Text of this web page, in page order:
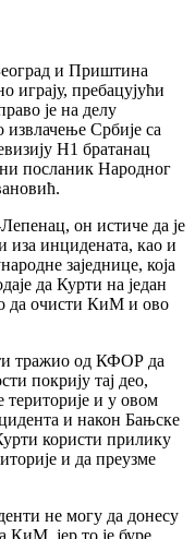
и Приштина
играју, пребацујући
је на делу
извлачење Србије са
Н1 братанац
посланик Народног
он истиче да је
иза инцидената, као и
заједнице, која
да Курти на један
да очисти КиМ и ово
тражио од КФОР да
покрију тај део,
и у овом
и након Бањске
користи прилику
и да преузме
не могу да донесу
јер то је буре